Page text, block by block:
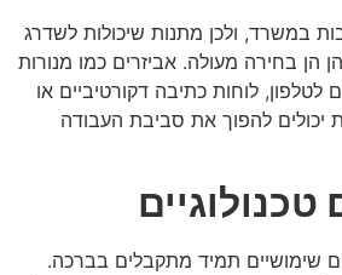
במשרד, ולכן מתנות שיכולות לשדרג
בחירה מעולה. אביזרים כמו מנורות
לוחות כתיבה דקורטיביים או
יכולים להפוך את סביבת העבודה
שימושיים תמיד מתקבלים בברכה.